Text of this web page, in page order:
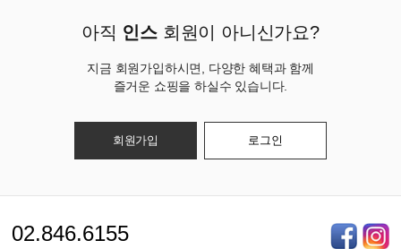
아직 인스 회원이 아니신가요?
지금 회원가입하시면, 다양한 혜택과 함께
즐거운 쇼핑을 하실수 있습니다.
회원가입 로그인
02.846.6155